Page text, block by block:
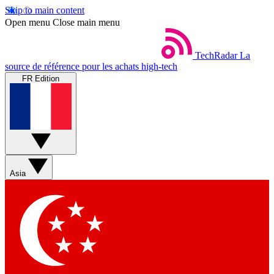
Skip to main content
Open menu Close main menu
TechRadar La
source de référence pour les achats high-tech
FR Edition
Asia